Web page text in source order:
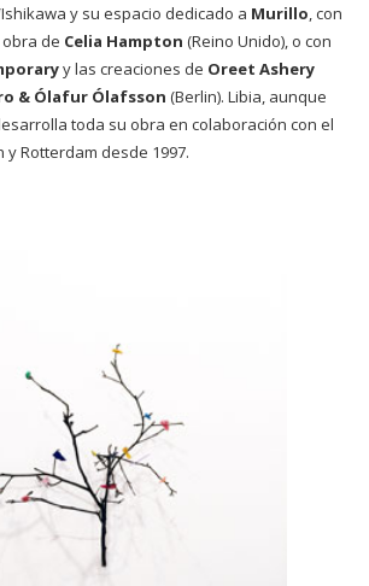
y su espacio dedicado a Murillo, con
de Celia Hampton (Reino Unido), o con
y las creaciones de Oreet Ashery
& Ólafur Ólafsson (Berlin). Libia, aunque
toda su obra en colaboración con el
Rotterdam desde 1997.